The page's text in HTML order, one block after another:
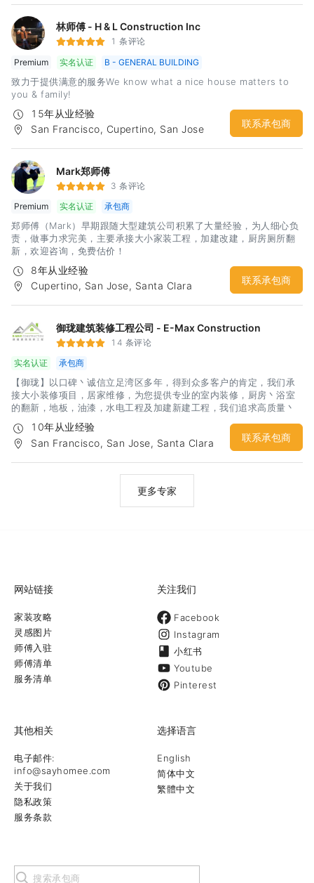
林师傅 - H & L Construction Inc
1 条评论
Premium
实名认证 B - GENERAL BUILDING
致力于提供满意的服务We know what a nice house matters to
you & family!
15年从业经验
San Francisco, Cupertino, San Jose
联系承包商
Mark郑师傅
3 条评论
Premium
实名认证 承包商
郑师傅（Mark）早期跟随大型建筑公司积累了大量经验，为人细心负
责，做事力求完美，主要承接大小家装工程，加建改建，厨房厕所翻
新，欢迎咨询，免费估价！
8年从业经验
Cupertino, San Jose, Santa Clara
联系承包商
御珑建筑装修工程公司 - E-Max Construction
14 条评论
实名认证
承包商
【御珑】以口碑丶诚信立足湾区多年，得到众多客户的肯定，我们承
接大小装修项目，居家维修，为您提供专业的室内装修，厨房丶浴室
的翻新，地板，油漆，水电工程及加建新建工程，我们追求高质量丶
精工艺为您省心省力打造出完美的房子！室内外各种维修无论大小
（大至全屋装修小至换灯丶水龙头丶热水器）我们都是你身边值得信
任丶老实可靠的卫士！服务全湾区！免费上门评估！
10年从业经验
San Francisco, San Jose, Santa Clara
联系承包商
更多专家
网站链接
家装攻略
灵感图片
师傅入驻
师傅清单
服务清单
关注我们
Facebook
Instagram
小红书
Youtube
Pinterest
其他相关
电子邮件:
info@sayhomee.com
关于我们
隐私政策
服务条款
选择语言
English
简体中文
繁體中文